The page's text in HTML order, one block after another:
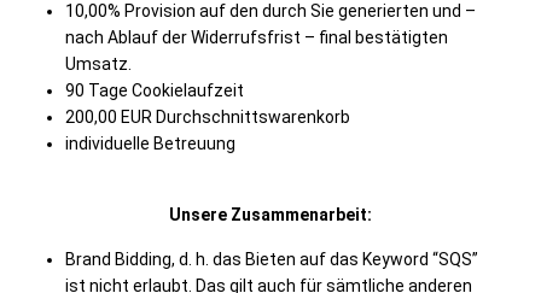
10,00% Provision auf den durch Sie generierten und –
nach Ablauf der Widerrufsfrist – final bestätigten
Umsatz.
90 Tage Cookielaufzeit
200,00 EUR Durchschnittswarenkorb
individuelle Betreuung
Unsere Zusammenarbeit:
Brand Bidding, d. h. das Bieten auf das Keyword “SQS”
ist nicht erlaubt. Das gilt auch für sämtliche anderen